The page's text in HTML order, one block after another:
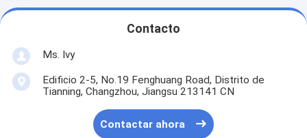
Contacto
Ms. Ivy
Edificio 2-5, No.19 Fenghuang Road, Distrito de
Tianning, Changzhou, Jiangsu 213141 CN
Contactar ahora